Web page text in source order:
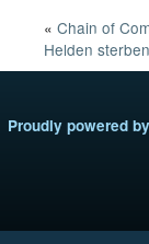
« Chain of
Helden
Proudly powered